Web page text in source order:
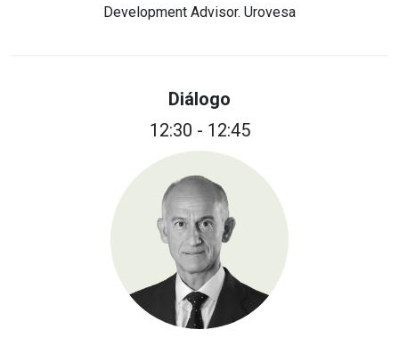
Development Advisor. Urovesa
Diálogo
12:30 - 12:45